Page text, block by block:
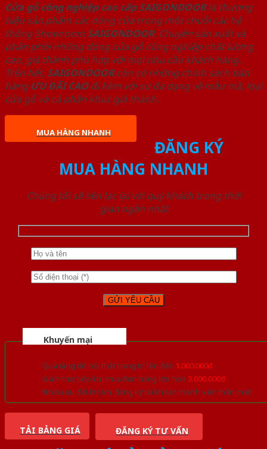
Cửa gỗ công nghiệp cao cấp SAIGONDOORlà thương
hiệu sản phẩm các dòng cửa trong một chuỗi các hệ
thống Showroom SAIGONDOOR. Chuyên sản xuất và
phân phối những dòng cửa gỗ công nghiệp chất lượng
cao, giá thành phù hợp với mọi nhu cầu khách hàng.
Trên hết, SAIGONDOORcòn có những chính sách bán
hàng ƯU ĐÃI CAOđi kèm với sự đa dạng về mẫu mã, loại
cửa gỗ và cả phân khúc giá thành.
MUA HÀNG NHANH
ĐĂNG KÝ
MUA HÀNG NHANH
Chúng tôi sẽ liên lạc lại với quý khách trong thời
gian ngắn nhất
Khuyến mại
Quà tặng đồ nội thất trang trí lên đến 1.000.000đ
Giảm trực tiếp khi mua đơn hàng lớn hơn 3.000.000đ
Nhiều ưu đãi lớn khi đăng ký tài khoản thành viên thân thiết
TẢI BẢNG GIÁ ĐĂNG KÝ TƯ VẤN